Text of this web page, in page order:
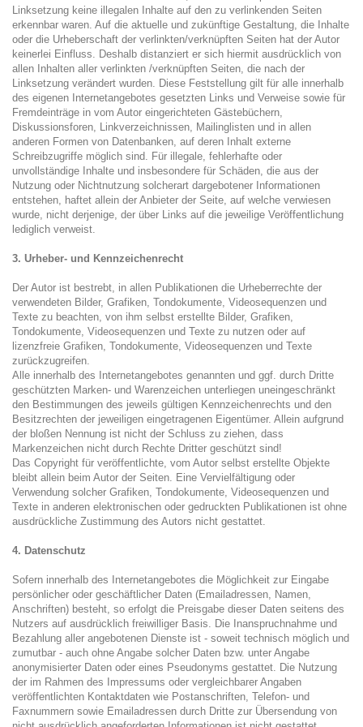
Linksetzung keine illegalen Inhalte auf den zu verlinkenden Seiten
erkennbar waren. Auf die aktuelle und zukünftige Gestaltung, die Inhalte
oder die Urheberschaft der verlinkten/verknüpften Seiten hat der Autor
keinerlei Einfluss. Deshalb distanziert er sich hiermit ausdrücklich von
allen Inhalten aller verlinkten /verknüpften Seiten, die nach der
Linksetzung verändert wurden. Diese Feststellung gilt für alle innerhalb
des eigenen Internetangebotes gesetzten Links und Verweise sowie für
Fremdeinträge in vom Autor eingerichteten Gästebüchern,
Diskussionsforen, Linkverzeichnissen, Mailinglisten und in allen
anderen Formen von Datenbanken, auf deren Inhalt externe
Schreibzugriffe möglich sind. Für illegale, fehlerhafte oder
unvollständige Inhalte und insbesondere für Schäden, die aus der
Nutzung oder Nichtnutzung solcherart dargebotener Informationen
entstehen, haftet allein der Anbieter der Seite, auf welche verwiesen
wurde, nicht derjenige, der über Links auf die jeweilige Veröffentlichung
lediglich verweist.
3. Urheber- und Kennzeichenrecht
Der Autor ist bestrebt, in allen Publikationen die Urheberrechte der
verwendeten Bilder, Grafiken, Tondokumente, Videosequenzen und
Texte zu beachten, von ihm selbst erstellte Bilder, Grafiken,
Tondokumente, Videosequenzen und Texte zu nutzen oder auf
lizenzfreie Grafiken, Tondokumente, Videosequenzen und Texte
zurückzugreifen.
Alle innerhalb des Internetangebotes genannten und ggf. durch Dritte
geschützten Marken- und Warenzeichen unterliegen uneingeschränkt
den Bestimmungen des jeweils gültigen Kennzeichenrechts und den
Besitzrechten der jeweiligen eingetragenen Eigentümer. Allein aufgrund
der bloßen Nennung ist nicht der Schluss zu ziehen, dass
Markenzeichen nicht durch Rechte Dritter geschützt sind!
Das Copyright für veröffentlichte, vom Autor selbst erstellte Objekte
bleibt allein beim Autor der Seiten. Eine Vervielfältigung oder
Verwendung solcher Grafiken, Tondokumente, Videosequenzen und
Texte in anderen elektronischen oder gedruckten Publikationen ist ohne
ausdrückliche Zustimmung des Autors nicht gestattet.
4. Datenschutz
Sofern innerhalb des Internetangebotes die Möglichkeit zur Eingabe
persönlicher oder geschäftlicher Daten (Emailadressen, Namen,
Anschriften) besteht, so erfolgt die Preisgabe dieser Daten seitens des
Nutzers auf ausdrücklich freiwilliger Basis. Die Inanspruchnahme und
Bezahlung aller angebotenen Dienste ist - soweit technisch möglich und
zumutbar - auch ohne Angabe solcher Daten bzw. unter Angabe
anonymisierter Daten oder eines Pseudonyms gestattet. Die Nutzung
der im Rahmen des Impressums oder vergleichbarer Angaben
veröffentlichten Kontaktdaten wie Postanschriften, Telefon- und
Faxnummern sowie Emailadressen durch Dritte zur Übersendung von